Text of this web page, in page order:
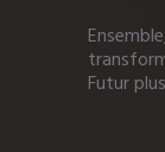
Futur